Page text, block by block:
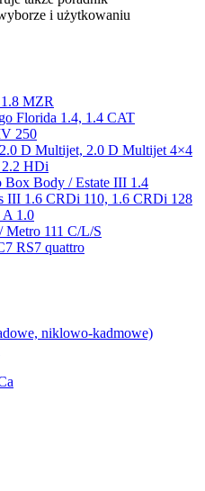
i użytkowaniu
MZR
Florida 1.4, 1.4 CAT
250
D Multijet, 2.0 D Multijet 4×4
HDi
Box Body / Estate III 1.4
III 1.6 CRDi 110, 1.6 CRDi 128
A 1.0
Metro 111 C/L/S
RS7 quattro
niklowo-kadmowe)